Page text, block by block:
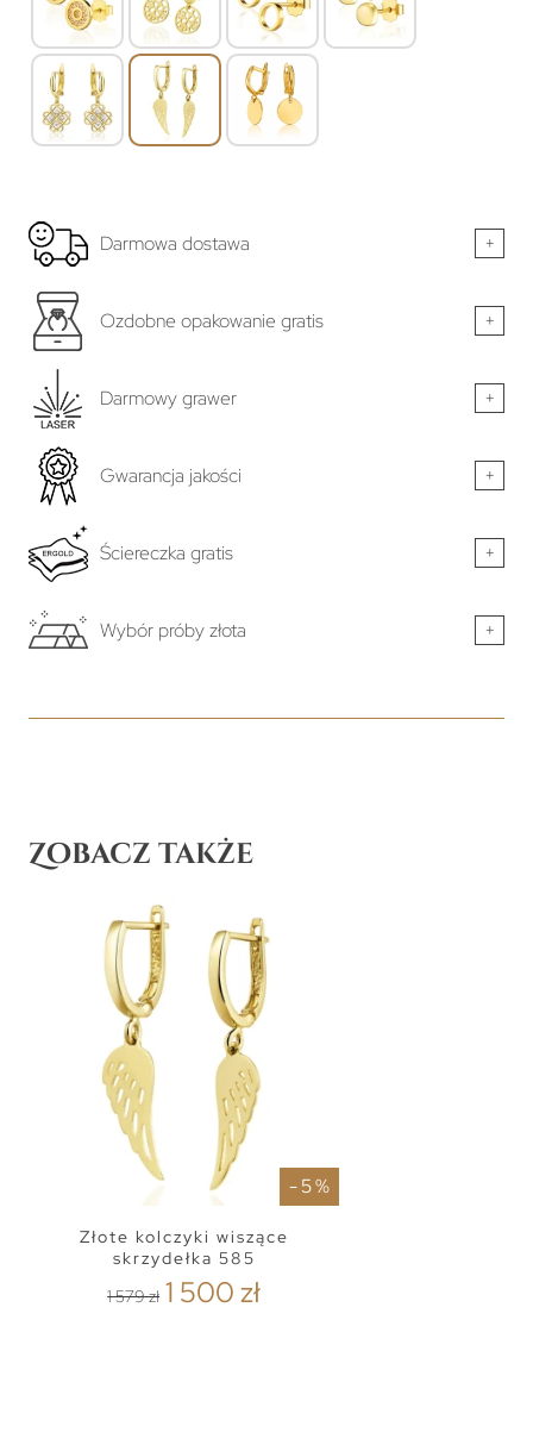
Darmowa dostawa +
Ozdobne opakowanie gratis +
Darmowy grawer +
Gwarancja jakości +
Ściereczka gratis +
Wybór próby złota +
Zobacz także
- 5 %
Złote kolczyki wiszące
skrzydełka 585
1 579 zł 1 500 zł